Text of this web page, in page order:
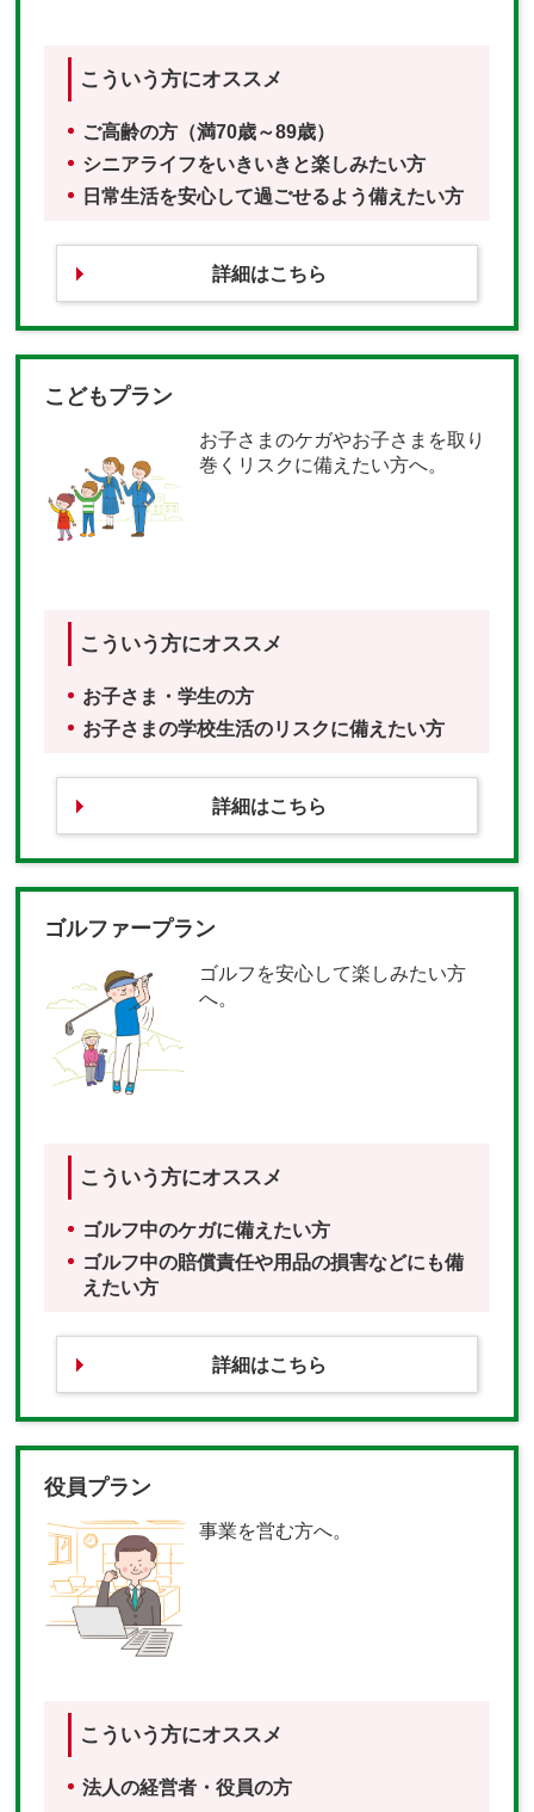
こういう方にオススメ
ご高齢の方（満70歳～89歳）
シニアライフをいきいきと楽しみたい方
日常生活を安心して過ごせるよう備えたい方
詳細はこちら
こどもプラン
お子さまのケガやお子さまを取り
巻くリスクに備えたい方へ。
こういう方にオススメ
お子さま・学生の方
お子さまの学校生活のリスクに備えたい方
詳細はこちら
ゴルファープラン
ゴルフを安心して楽しみたい方
へ。
こういう方にオススメ
ゴルフ中のケガに備えたい方
ゴルフ中の賠償責任や用品の損害などにも備
えたい方
詳細はこちら
役員プラン
事業を営む方へ。
こういう方にオススメ
法人の経営者・役員の方